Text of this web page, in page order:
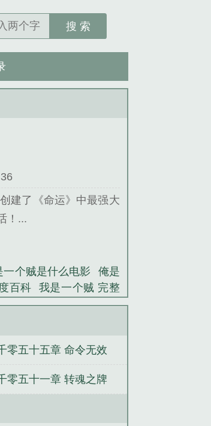
搜 索
建了《命运》中最强大
！...
一个贼是什么电影
俺是
百科
我是一个贼 完整
文阅读 我是一个贼里面
零五十五章 命令无效
零五十一章 转魂之牌